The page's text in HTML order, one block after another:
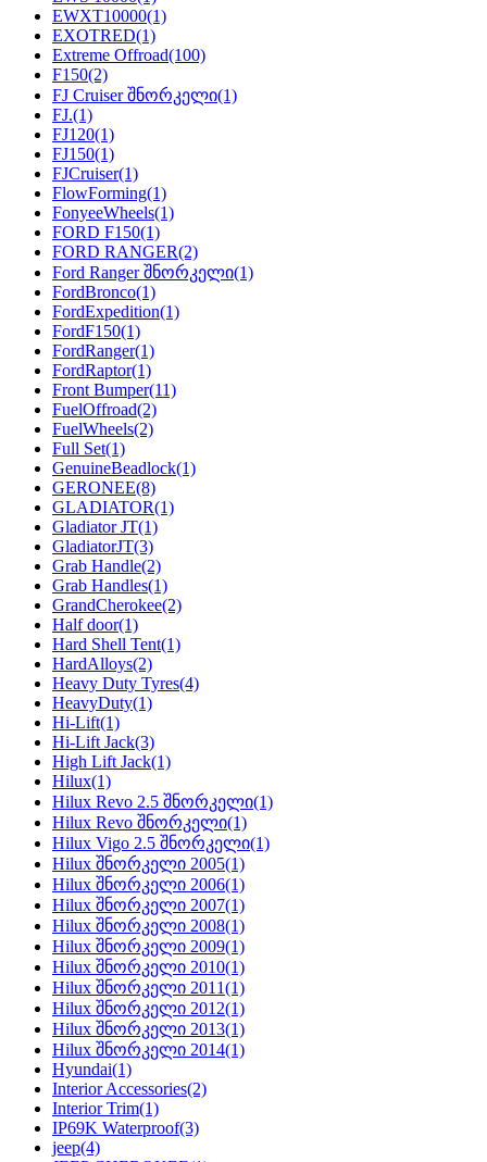
EWXT10000(1)
EXOTRED(1)
Extreme Offroad(100)
F150(2)
FJ Cruiser შნორკელი(1)
FJ.(1)
FJ120(1)
FJ150(1)
FJCruiser(1)
FlowForming(1)
FonyeeWheels(1)
FORD F150(1)
FORD RANGER(2)
Ford Ranger შნორკელი(1)
FordBronco(1)
FordExpedition(1)
FordF150(1)
FordRanger(1)
FordRaptor(1)
Front Bumper(11)
FuelOffroad(2)
FuelWheels(2)
Full Set(1)
GenuineBeadlock(1)
GERONEE(8)
GLADIATOR(1)
Gladiator JT(1)
GladiatorJT(3)
Grab Handle(2)
Grab Handles(1)
GrandCherokee(2)
Half door(1)
Hard Shell Tent(1)
HardAlloys(2)
Heavy Duty Tyres(4)
HeavyDuty(1)
Hi-Lift(1)
Hi-Lift Jack(3)
High Lift Jack(1)
Hilux(1)
Hilux Revo 2.5 შნორკელი(1)
Hilux Revo შნორკელი(1)
Hilux Vigo 2.5 შნორკელი(1)
Hilux შნორკელი 2005(1)
Hilux შნორკელი 2006(1)
Hilux შნორკელი 2007(1)
Hilux შნორკელი 2008(1)
Hilux შნორკელი 2009(1)
Hilux შნორკელი 2010(1)
Hilux შნორკელი 2011(1)
Hilux შნორკელი 2012(1)
Hilux შნორკელი 2013(1)
Hilux შნორკელი 2014(1)
Hyundai(1)
Interior Accessories(2)
Interior Trim(1)
IP69K Waterproof(3)
jeep(4)